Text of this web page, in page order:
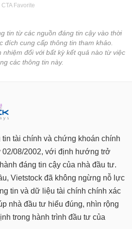
tin từ các nguồn đáng tin cậy vào thời
đích cung cấp thông tin tham khảo.
nhiệm đối với bất kỳ kết quả nào từ việc
các thông tin này.
tài chính và chứng khoán chính
02/08/2002, với định hướng trở
đáng tin cậy của nhà đầu tư.
Vietstock đã không ngừng nỗ lực
tin và dữ liệu tài chính chính xác
nhà đầu tư hiểu đúng, nhìn rộng
trong hành trình đầu tư của